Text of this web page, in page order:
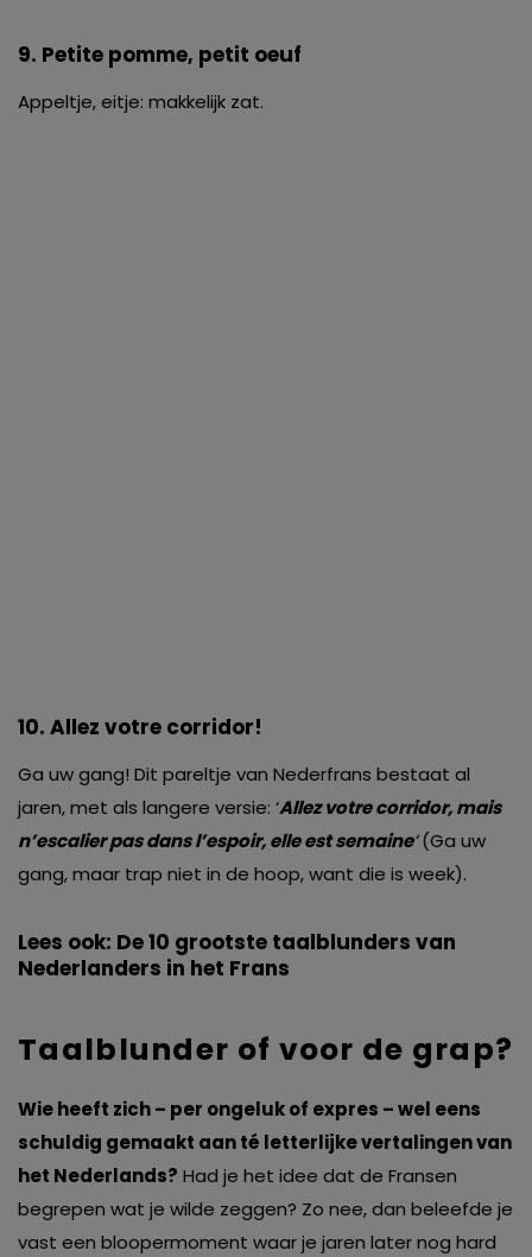
9. Petite pomme, petit oeuf
Appeltje, eitje: makkelijk zat.
10. Allez votre corridor!
Ga uw gang! Dit pareltje van Nederfrans bestaat al
jaren, met als langere versie: ‘Allez votre corridor, mais
n’escalier pas dans l’espoir, elle est semaine‘(Ga uw
gang, maar trap niet in de hoop, want die is week).
Lees ook: De 10 grootste taalblunders van
Nederlanders in het Frans
Taalblunder of voor de grap?
Wie heeft zich – per ongeluk of expres – wel eens
schuldig gemaakt aan té letterlijke vertalingen van
het Nederlands? Had je het idee dat de Fransen
begrepen wat je wilde zeggen? Zo nee, dan beleefde je
vast een bloopermoment waar je jaren later nog hard